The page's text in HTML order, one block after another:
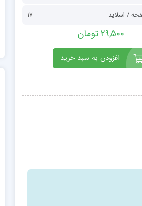
/ اسلاید
17
29,500 تومان
افزودن به سبد خرید